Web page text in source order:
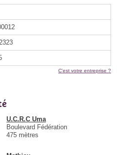
C'est votre entreprise ?
U.C.R.C Uma
Boulevard Fédération
475 mètres